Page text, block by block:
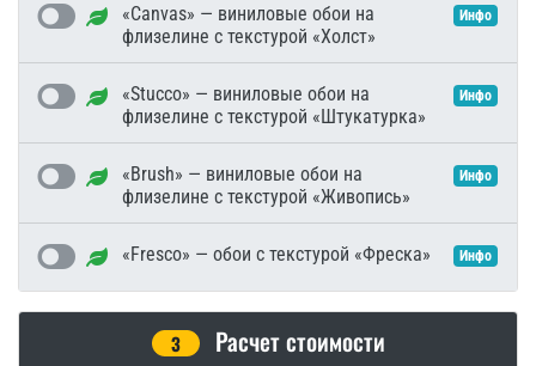
«Canvas» — виниловые обои на
флизелине с текстурой «Холст»
Инфо
«Stucco» — виниловые обои на
флизелине с текстурой «Штукатурка»
Инфо
«Brush» — виниловые обои на
флизелине с текстурой «Живопись»
Инфо
«Fresco» — обои с текстурой «Фреска» Инфо
3 Расчет стоимости